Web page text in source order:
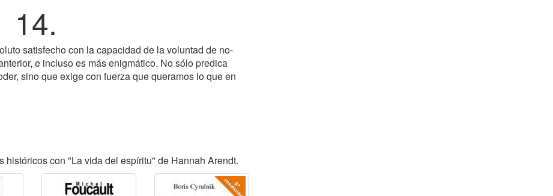
14.
satisfecho con la capacidad de la voluntad de no-
e incluso es más enigmático. No sólo predica
sino que exige con fuerza que queramos lo que en
históricos con "La vida del espíritu" de Hannah Arendt.